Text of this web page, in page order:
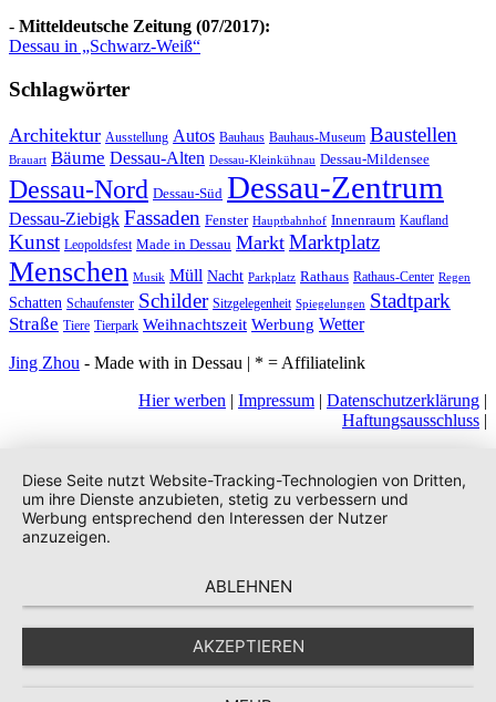
- Mitteldeutsche Zeitung (07/2017):
Dessau in „Schwarz-Weiß“
Schlagwörter
Architektur Ausstellung Autos Bauhaus Bauhaus-Museum Baustellen
Brauart Bäume Dessau-Alten Dessau-Kleinkühnau Dessau-Mildensee
Dessau-Nord Dessau-Süd Dessau-Zentrum
Dessau-Ziebigk Fassaden Fenster Hauptbahnhof Innenraum Kaufland
Kunst Leopoldsfest Made in Dessau Markt Marktplatz
Menschen Musik Müll Nacht Parkplatz Rathaus Rathaus-Center Regen
Schatten Schaufenster Schilder Sitzgelegenheit Spiegelungen Stadtpark
Straße Tiere Tierpark Weihnachtszeit Werbung Wetter
Jing Zhou - Made with in Dessau | * = Affiliatelink
Hier werben | Impressum | Datenschutzerklärung |
Haftungsausschluss |
Diese Seite nutzt Website-Tracking-Technologien von Dritten,
um ihre Dienste anzubieten, stetig zu verbessern und
Werbung entsprechend den Interessen der Nutzer
anzuzeigen.
ABLEHNEN
AKZEPTIEREN